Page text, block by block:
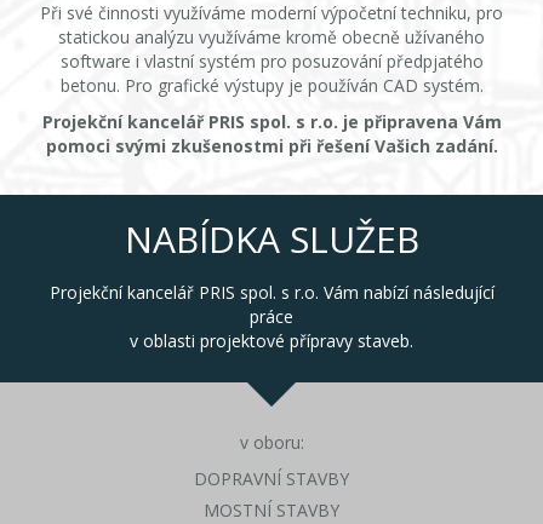
Při své činnosti využíváme moderní výpočetní techniku, pro
statickou analýzu využíváme kromě obecně užívaného
software i vlastní systém pro posuzování předpjatého
betonu. Pro grafické výstupy je používán CAD systém.
Projekční kancelář PRIS spol. s r.o. je připravena Vám
pomoci svými zkušenostmi při řešení Vašich zadání.
NABÍDKA SLUŽEB
Projekční kancelář PRIS spol. s r.o. Vám nabízí následující
práce
v oblasti projektové přípravy staveb.
v oboru:
DOPRAVNÍ STAVBY
MOSTNÍ STAVBY